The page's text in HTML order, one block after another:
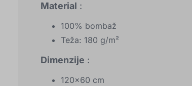
Material :
100% bombaž
Teža: 180 g/m²
Dimenzije :
120x60 cm